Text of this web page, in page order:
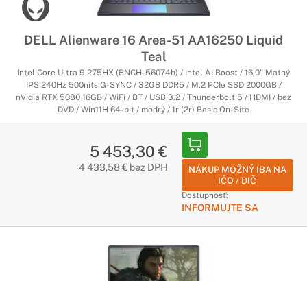
DELL Alienware 16 Area-51 AA16250 Liquid
Teal
Intel Core Ultra 9 275HX (BNCH-56074b) / Intel AI Boost / 16,0" Matný
IPS 240Hz 500nits G-SYNC / 32GB DDR5 / M.2 PCIe SSD 2000GB /
nVidia RTX 5080 16GB / WiFi / BT / USB 3.2 / Thunderbolt 5 / HDMI / bez
DVD / Win11H 64-bit / modrý / 1r (2r) Basic On-Site
5 453,30 €
4 433,58 € bez DPH
NÁKUP MOŽNÝ IBA NA
IČO / DIČ
Dostupnosť:
INFORMUJTE SA